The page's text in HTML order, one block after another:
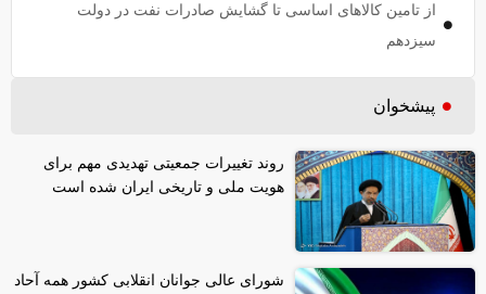
از تامین کالاهای اساسی تا گشایش صادرات نفت در دولت
سیزدهم
پیشخوان
روند تغییرات جمعیتی تهدیدی مهم برای
هویت ملی و تاریخی ایران شده است
شورای عالی جوانان انقلابی کشور همه آحاد